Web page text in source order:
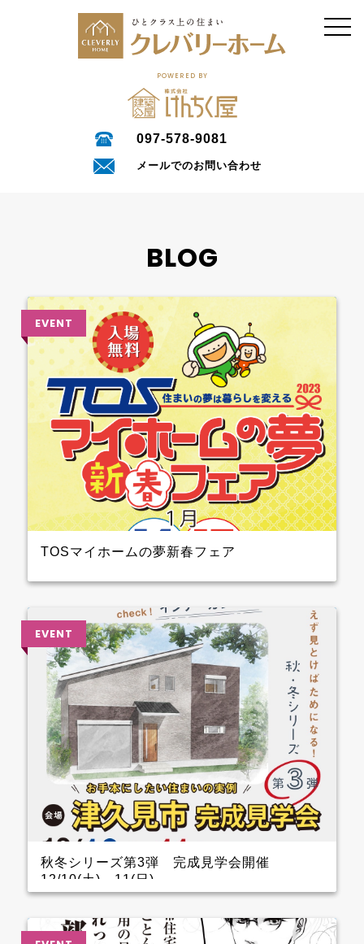
POWERED BY
097-578-9081
メールでのお問い合わせ
BLOG
TOSマイホームの夢新春フェア
ホーム も参加しますよ 3階大ホール№8のブースでプ
レゼントを準備して待ってます～ ぜひ、お越しくださ
い♪♪
秋冬シリーズ第3弾 完成見学会開催
12/10(土)～11(日)
インナーガレージがある家 完成見学会のお知らせ
クレバリーホーム完成見学会！ 12月10日(土)11日